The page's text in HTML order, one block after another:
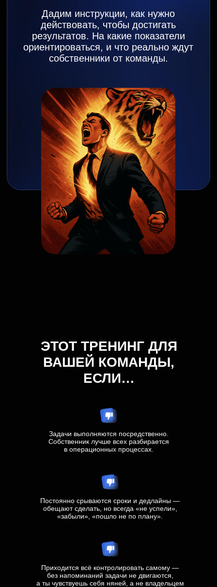
ЭТОТ ТРЕНИНГ ДЛЯ
ВАШЕЙ КОМАНДЫ,
ЕСЛИ…
Задачи выполняются посредственно.
Собственник лучше всех разбирается
в операционных процессах.
Приходится всё контролировать самому —
без напоминаний задачи не двигаются,
а ты чувствуешь себя няней, а не владельцем
Постоянно срываются сроки и дедлайны —
обещают сделать, но всегда «не успели»,
«забыли», «пошло не по плану».